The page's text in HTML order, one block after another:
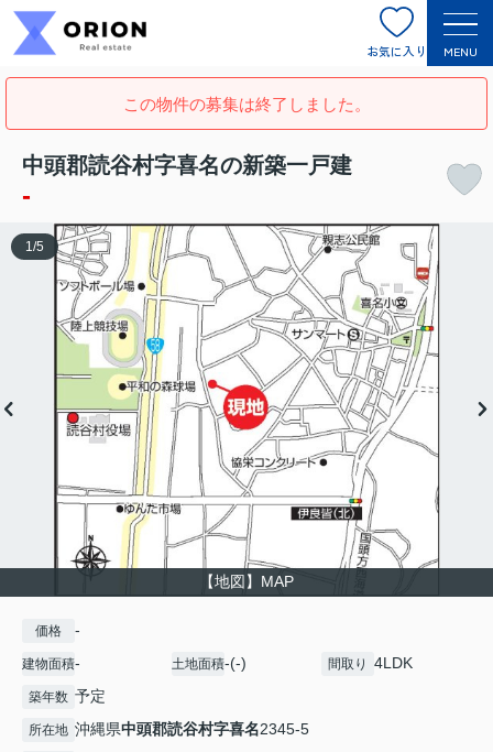
お気に入り MENU
この物件の募集は終了しました。
中頭郡読谷村字喜名の新築一戸建
-
【地図】MAP
1 /5
価格 -
建物面積- 土地面積-(-) 間取り 4LDK
築年数 予定
所在地 沖縄県中頭郡読谷村字喜名2345-5